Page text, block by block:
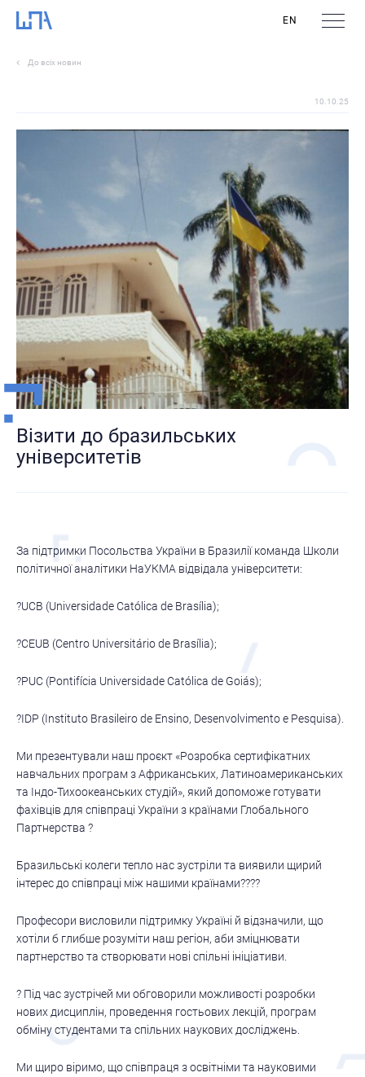
EN
До всіх новин
10.10.25
Візити до бразильських
університетів
За підтримки Посольства України в Бразилії команда Школи
політичної аналітики НаУКМА відвідала університети:
?UCB (Universidade Católica de Brasília);
?CEUB (Centro Universitário de Brasília);
?PUC (Pontifícia Universidade Católica de Goiás);
?IDP (Instituto Brasileiro de Ensino, Desenvolvimento e Pesquisa).
Ми презентували наш проєкт «Розробка сертифікатних
навчальних програм з Африканських, Латиноамериканських
та Індо-Тихоокеанських студій», який допоможе готувати
фахівців для співпраці України з країнами Глобального
Партнерства ?
Бразильські колеги тепло нас зустріли та виявили щирий
інтерес до співпраці між нашими країнами????
Професори висловили підтримку Україні й відзначили, що
хотіли б глибше розуміти наш регіон, аби зміцнювати
партнерство та створювати нові спільні ініціативи.
? Під час зустрічей ми обговорили можливості розробки
нових дисциплін, проведення гостьових лекцій, програм
обміну студентами та спільних наукових досліджень.
Ми щиро віримо, що співпраця з освітніми та науковими